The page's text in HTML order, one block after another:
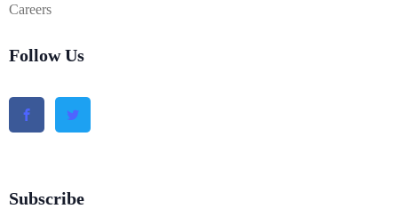
Careers
Follow Us
Subscribe